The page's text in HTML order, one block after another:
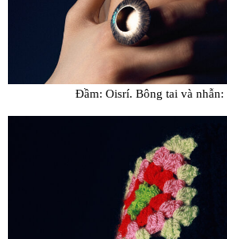
Đầm: Oisrí. Bông tai và nhẫn: